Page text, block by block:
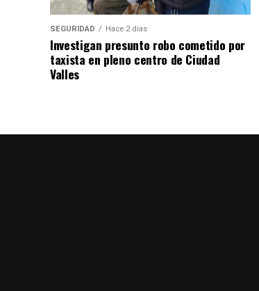
SEGURIDAD Hace 2 días
Investigan presunto robo cometido por
taxista en pleno centro de Ciudad
Valles